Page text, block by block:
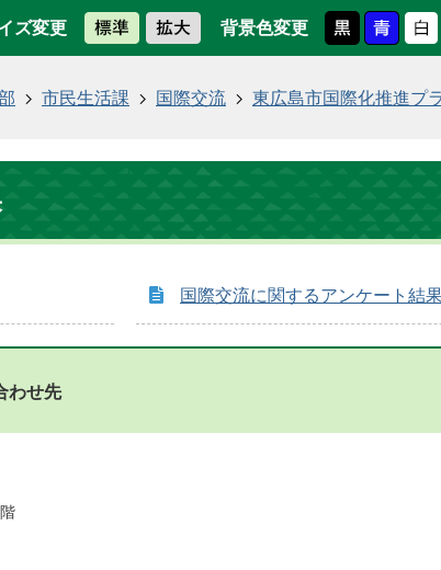
ズ変更 背景色変更
市民生活課 国際交流 東広島市国際化推進プ
国際交流に関するアンケート結
わせ先